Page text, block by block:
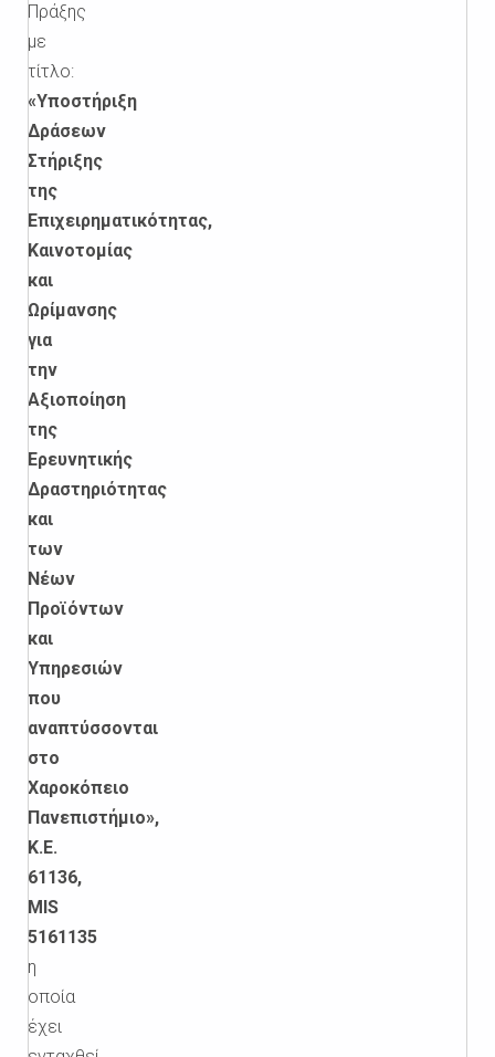
Πράξης
με
τίτλο:
«Υποστήριξη
Δράσεων
Στήριξης
της
Επιχειρηματικότητας,
Καινοτομίας
και
Ωρίμανσης
για
την
Αξιοποίηση
της
Ερευνητικής
Δραστηριότητας
και
των
Νέων
Προϊόντων
και
Υπηρεσιών
που
αναπτύσσονται
στο
Χαροκόπειο
Πανεπιστήμιο»,
Κ.Ε.
61136,
MIS
5161135
η
οποία
έχει